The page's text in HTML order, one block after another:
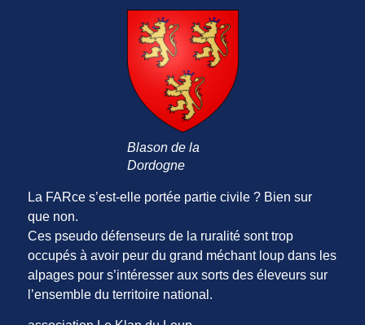
Blason de la
Dordogne
La FARce s’est-elle portée partie civile ? Bien sur
que non.
Ces pseudo défenseurs de la ruralité sont trop
occupés à avoir peur du grand méchant loup dans les
alpages pour s’intéresser aux sorts des éleveurs sur
l’ensemble du territoire national.